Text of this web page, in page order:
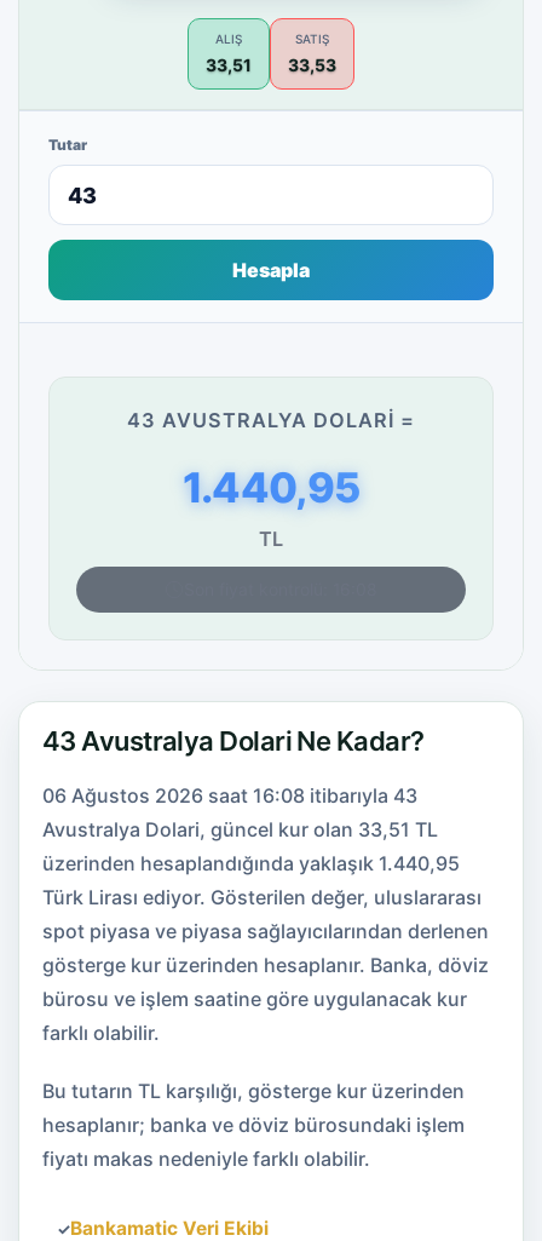
ALIŞ
33,51
SATIŞ
33,53
Tutar
Hesapla
43 AVUSTRALYA DOLARI =
1.440,95
TL
43 Avustralya Dolari Ne Kadar?
06 Ağustos 2026 saat 16:08 itibarıyla 43
Avustralya Dolari, güncel kur olan 33,51 TL
üzerinden hesaplandığında yaklaşık 1.440,95
Türk Lirası ediyor. Gösterilen değer, uluslararası
spot piyasa ve piyasa sağlayıcılarından derlenen
gösterge kur üzerinden hesaplanır. Banka, döviz
bürosu ve işlem saatine göre uygulanacak kur
farklı olabilir.
Bu tutarın TL karşılığı, gösterge kur üzerinden
hesaplanır; banka ve döviz bürosundaki işlem
fiyatı makas nedeniyle farklı olabilir.
✓Bankamatic Veri Ekibi